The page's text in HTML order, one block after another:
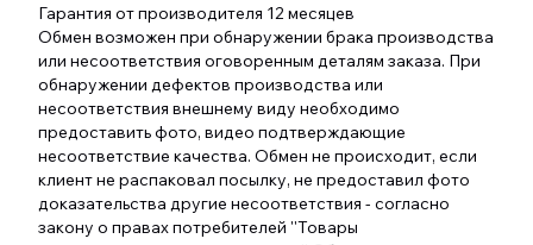
Гарантия от производителя 12 месяцев
Обмен возможен при обнаружении брака производства
или несоответствия оговоренным деталям заказа. При
обнаружении дефектов производства или
несоответствия внешнему виду необходимо
предоставить фото, видео подтверждающие
несоответствие качества. Обмен не происходит, если
клиент не распаковал посылку, не предоставил фото
доказательства другие несоответствия - согласно
закону о правах потребителей ''Товары